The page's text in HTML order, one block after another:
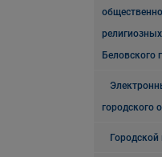
Беловского
городского